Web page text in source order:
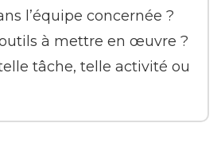
l’équipe concernée ?
à mettre en œuvre ?
tâche, telle activité ou